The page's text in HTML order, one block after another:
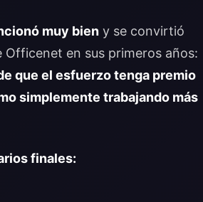
muy bien y se convirtió
en sus primeros años:
que el esfuerzo tenga premio
simplemente trabajando más
finales: